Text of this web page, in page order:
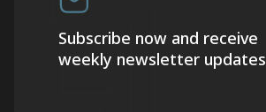
Subscribe now and receive
weekly newsletter updates